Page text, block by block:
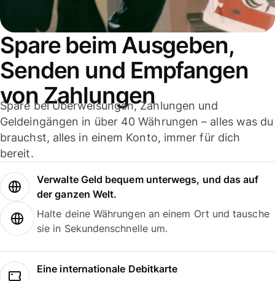
Spare beim Ausgeben,
Senden und Empfangen
von Zahlungen
Spare bei Überweisungen, Zahlungen und
Geldeingängen in über 40 Währungen – alles was du
brauchst, alles in einem Konto, immer für dich
bereit.
Verwalte Geld bequem unterwegs, und das auf
der ganzen Welt.
Halte deine Währungen an einem Ort und tausche
sie in Sekundenschnelle um.
Eine internationale Debitkarte